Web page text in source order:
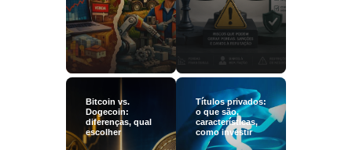
Bitcoin vs.
Dogecoin:
diferenças, qual
escolher
Títulos privados:
o que são,
características,
como investir